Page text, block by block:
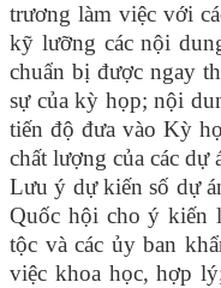
trương làm việc với
kỹ lưỡng các nội
chuẩn bị được ngay
sự của kỳ họp; nội
tiến độ đưa vào Kỳ
chất lượng của các dự
Lưu ý dự kiến số dự
Quốc hội cho ý kiến
tộc và các ủy ban
việc khoa học, hợp